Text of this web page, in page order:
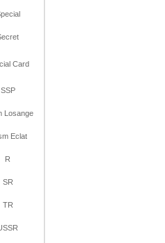
Card
SSP
Losange
Eclat
R
SR
TR